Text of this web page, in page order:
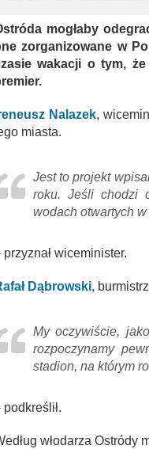
mogłaby
zorganizowane w
wakacji o tym,
Nalazek,
miasta.
Jest to projekt
roku. Jeśli chodzi
wodach otwartych w
przyznał wiceminister.
Dąbrowski,
My oczywiście,
rozpoczynamy
stadion, na którym
podkreślił.
włodarza Ostródy